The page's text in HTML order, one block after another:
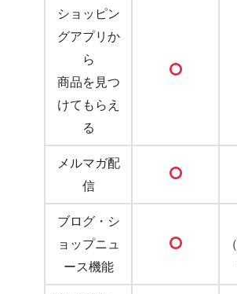
ショッピン
グアプリか
ら
商品を見つ
けてもらえ
る
メルマガ配
信
ブログ・シ
ョップニュ
ース機能